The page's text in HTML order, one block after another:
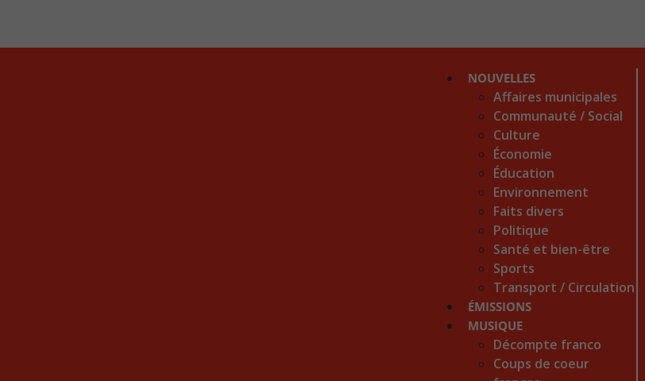
NOUVELLES
Affaires municipales
Communauté / Social
Culture
Économie
Éducation
Environnement
Faits divers
Politique
Santé et bien-être
Sports
Transport / Circulation
ÉMISSIONS
MUSIQUE
Décompte franco
Coups de coeur